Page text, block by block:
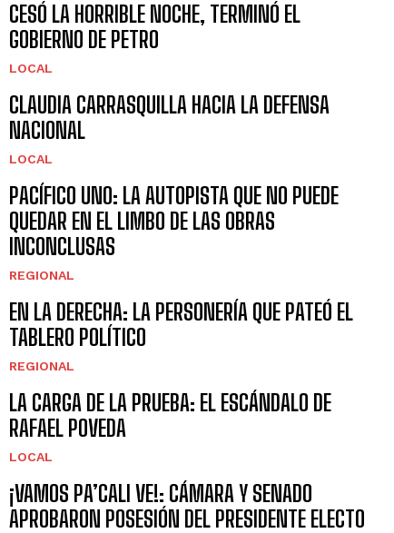
CESÓ LA HORRIBLE NOCHE, TERMINÓ EL
GOBIERNO DE PETRO
LOCAL
CLAUDIA CARRASQUILLA HACIA LA DEFENSA
NACIONAL
LOCAL
PACÍFICO UNO: LA AUTOPISTA QUE NO PUEDE
QUEDAR EN EL LIMBO DE LAS OBRAS
INCONCLUSAS
REGIONAL
EN LA DERECHA: LA PERSONERÍA QUE PATEÓ EL
TABLERO POLÍTICO
REGIONAL
LA CARGA DE LA PRUEBA: EL ESCÁNDALO DE
RAFAEL POVEDA
LOCAL
¡VAMOS PA’CALI VE!: CÁMARA Y SENADO
APROBARON POSESIÓN DEL PRESIDENTE ELECTO